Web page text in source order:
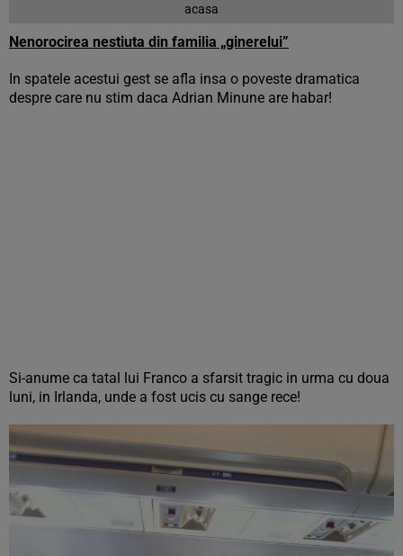
acasa
Nenorocirea nestiuta din familia „ginerelui”
In spatele acestui gest se afla insa o poveste dramatica
despre care nu stim daca Adrian Minune are habar!
Si-anume ca tatal lui Franco a sfarsit tragic in urma cu doua
luni, in Irlanda, unde a fost ucis cu sange rece!